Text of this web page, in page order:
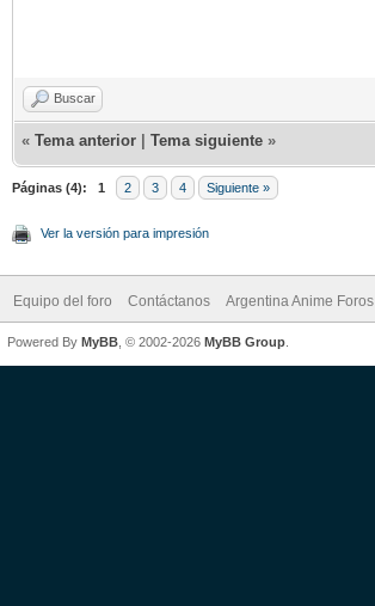
Buscar
« Tema anterior Tema siguiente »
Páginas (4): 1 2 3 4 Siguiente »
Ver la versión para impresión
Equipo del foro Contáctanos Argentina Anime Foros
Powered By MyBB , © 2002-2026 MyBB Group